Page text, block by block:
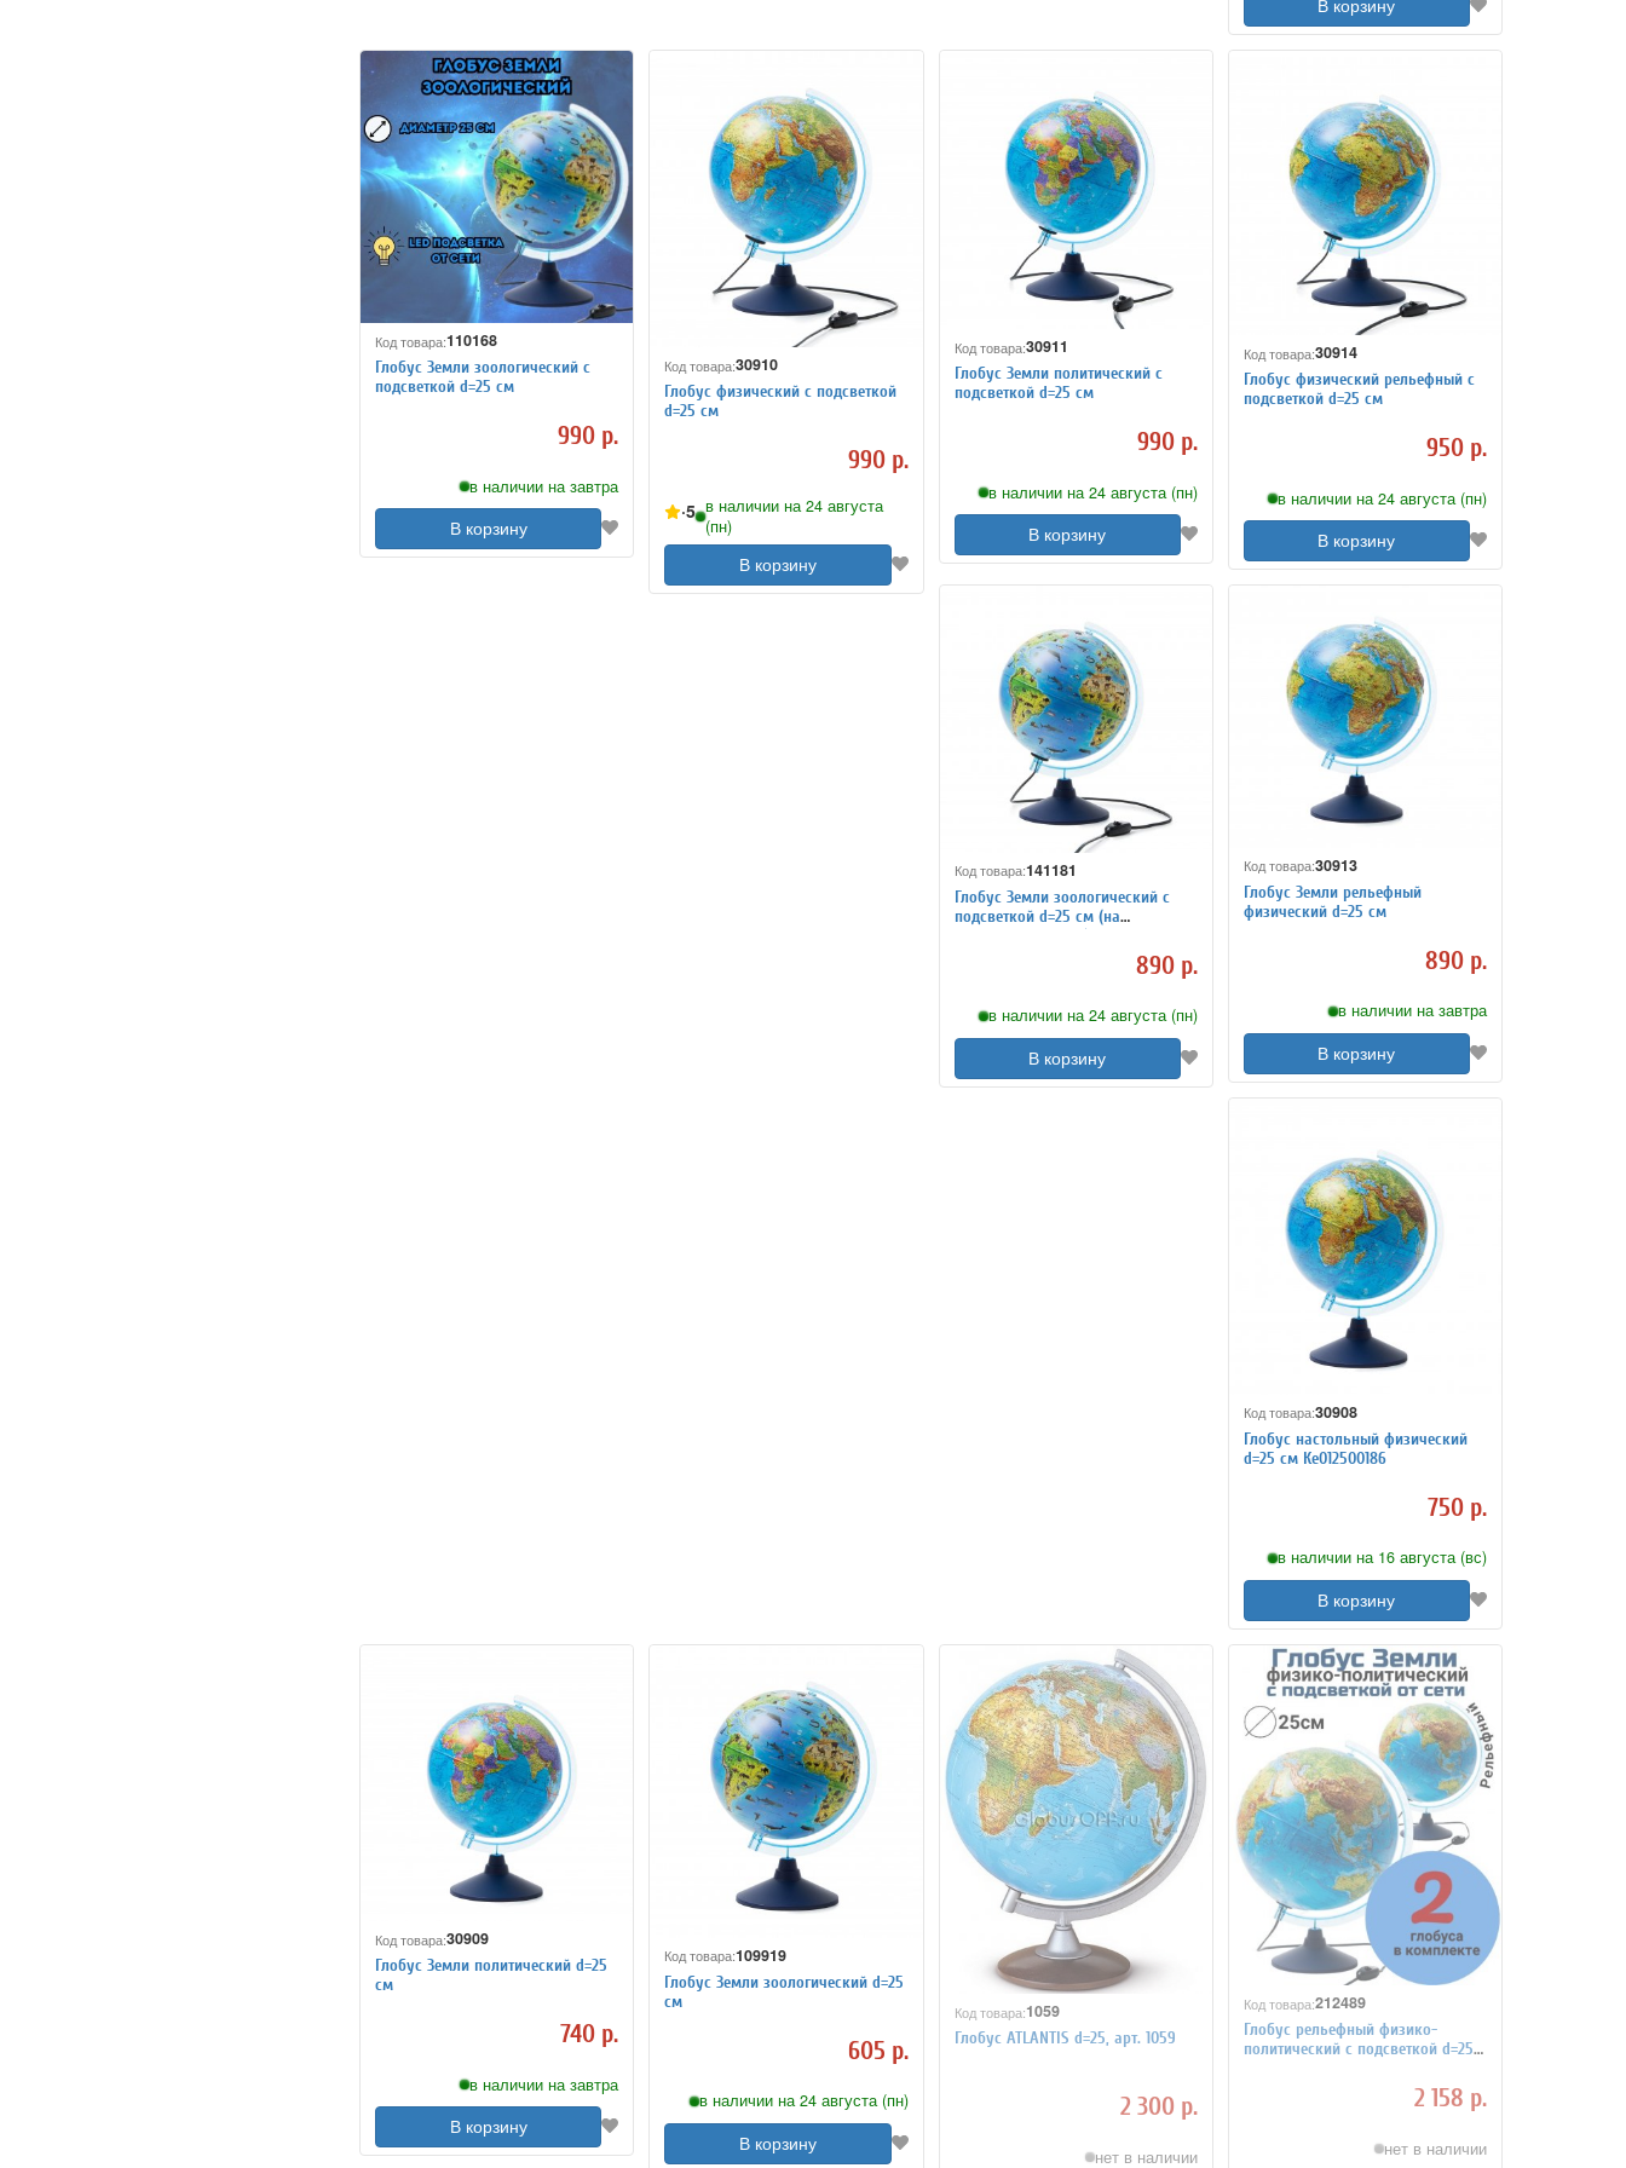
В корзину
Код товара:110168
Глобус Земли зоологический с
подсветкой d=25 см
990 р.
в наличии на завтра
В корзину
Код товара:30910
Глобус физический с подсветкой
d=25 см
990 р.
5 в наличии на 24 августа
(пн)
В корзину
Код товара:30911
Глобус Земли политический с
подсветкой d=25 см
990 р.
в наличии на 24 августа (пн)
В корзину
Код товара:30914
Глобус физический рельефный с
подсветкой d=25 см
950 р.
в наличии на 24 августа (пн)
В корзину
Код товара:141181
Глобус Земли зоологический с
подсветкой d=25 см (на
английском языке)
890 р.
в наличии на 24 августа (пн)
В корзину
Код товара:30913
Глобус Земли рельефный
физический d=25 см
890 р.
в наличии на завтра
В корзину
Код товара:30908
Глобус настольный физический
d=25 см Ке012500186
750 р.
в наличии на 16 августа (вс)
В корзину
Код товара:30909
Глобус Земли политический d=25
см
740 р.
в наличии на завтра
В корзину
Код товара:109919
Глобус Земли зоологический d=25
см
605 р.
в наличии на 24 августа (пн)
В корзину
Код товара:1059
Глобус ATLANTIS d=25, арт. 1059
2 300 р.
нет в наличии
Код товара:212489
Глобус рельефный физико-
политический с подсветкой d=25
2 158 р.
нет в наличии